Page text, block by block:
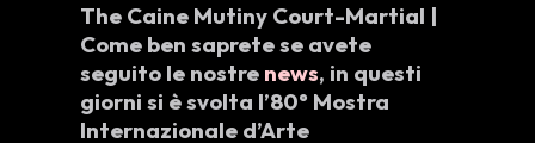
The Caine Mutiny Court-Martial |
Come ben saprete se avete
seguito le nostre news, in questi
giorni si è svolta l’80° Mostra
Internazionale d’Arte